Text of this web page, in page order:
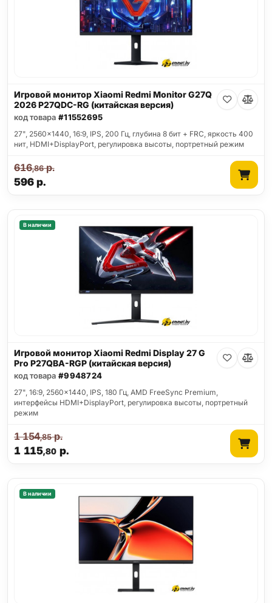
Игровой монитор Xiaomi Redmi Monitor G27Q
2026 P27QDC-RG (китайская версия)
код товара #11552695
27", 2560x1440, 16:9, IPS, 200 Гц, глубина 8 бит + FRC, яркость 400
нит, HDMI+DisplayPort, регулировка высоты, портретный режим
596р.
616,86р.
В наличии
Игровой монитор Xiaomi Redmi Display 27 G
Pro P27QBA-RGP (китайская версия)
код товара #9948724
27", 16:9, 2560x1440, IPS, 180 Гц, AMD FreeSync Premium,
интерфейсы HDMI+DisplayPort, регулировка высоты, портретный
режим
1 115,80 р.
1 154,85р.
В наличии